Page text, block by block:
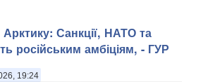
Санкції, НАТО та
російським амбіціям, - ГУР
19:24